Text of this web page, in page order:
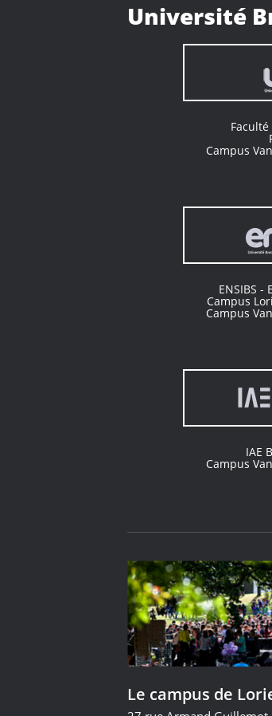
Université
Campus
ENSIBS -
Campus
Campus
IAE
Campus
Le campus de